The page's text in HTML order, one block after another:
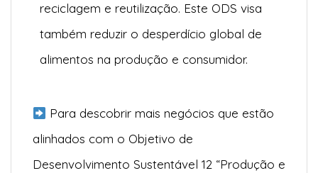
reciclagem e reutilização. Este ODS visa
também reduzir o desperdício global de
alimentos na produção e consumidor.
Para descobrir mais negócios que estão
alinhados com o Objetivo de
Desenvolvimento Sustentável 12 “Produção e